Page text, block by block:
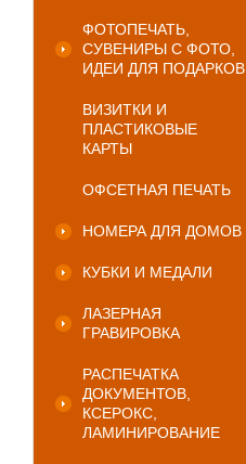
ФОТОПЕЧАТЬ,
СУВЕНИРЫ С ФОТО,
ИДЕИ ДЛЯ ПОДАРКОВ
ВИЗИТКИ И
ПЛАСТИКОВЫЕ
КАРТЫ
ОФСЕТНАЯ ПЕЧАТЬ
НОМЕРА ДЛЯ ДОМОВ
КУБКИ И МЕДАЛИ
ЛАЗЕРНАЯ
ГРАВИРОВКА
РАСПЕЧАТКА
ДОКУМЕНТОВ,
КСЕРОКС,
ЛАМИНИРОВАНИЕ